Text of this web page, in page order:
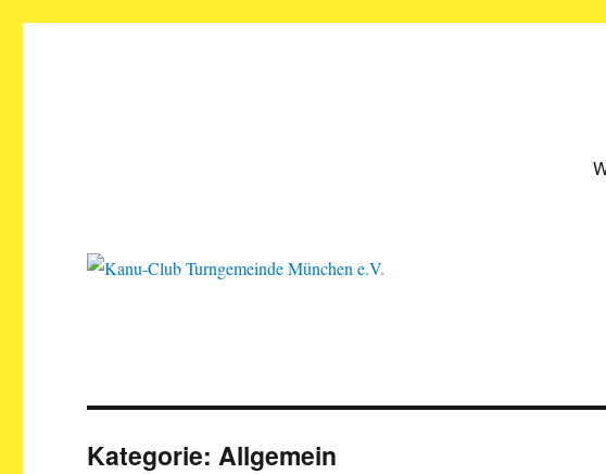
Kategorie:Allgemein